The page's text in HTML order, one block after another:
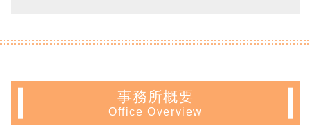
事務所概要
Office Overview